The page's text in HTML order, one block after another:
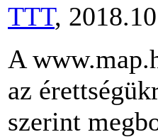
TTT,
A
az
szerint